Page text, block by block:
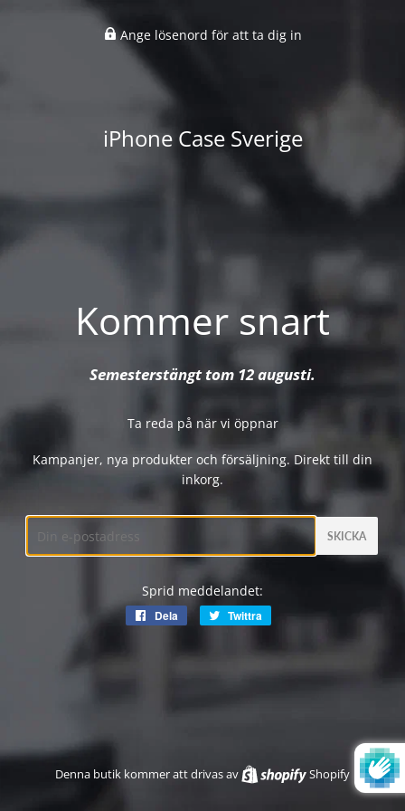
Ange lösenord för att ta dig in
iPhone Case Sverige
Kommer snart
Semesterstängt tom 12 augusti.
Ta reda på när vi öppnar
Kampanjer, nya produkter och försäljning. Direkt till din
inkorg.
Sprid meddelandet:
Dela
Dela
Facebook
Twittra
Twitter
Denna butik kommer att drivas av Shopify